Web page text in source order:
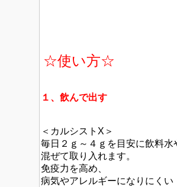
☆使い方☆
１、飲んで出す
＜カルシストX＞
毎日２ｇ～４ｇを目安に飲料水
混ぜて取り入れます。
免疫力を高め、
病気やアレルギーになりにくい